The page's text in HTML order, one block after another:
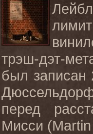
трэш-дэт-
был записан
перед
Мисси